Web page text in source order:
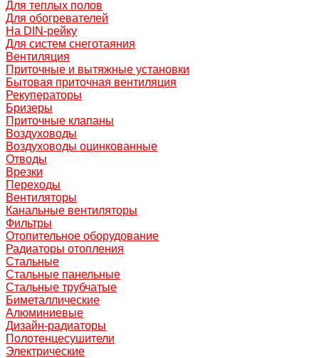
Для теплых полов
Для обогревателей
На DIN-рейку
Для систем снеготаяния
Вентиляция
Приточные и вытяжные установки
Бытовая приточная вентиляция
Рекуператоры
Бризеры
Приточные клапаны
Воздуховоды
Воздуховоды оцинкованные
Отводы
Врезки
Переходы
Вентиляторы
Канальные вентиляторы
Фильтры
Отопительное оборудование
Радиаторы отопления
Стальные
Стальные панельные
Стальные трубчатые
Биметаллические
Алюминиевые
Дизайн-радиаторы
Полотенцесушители
Электрические